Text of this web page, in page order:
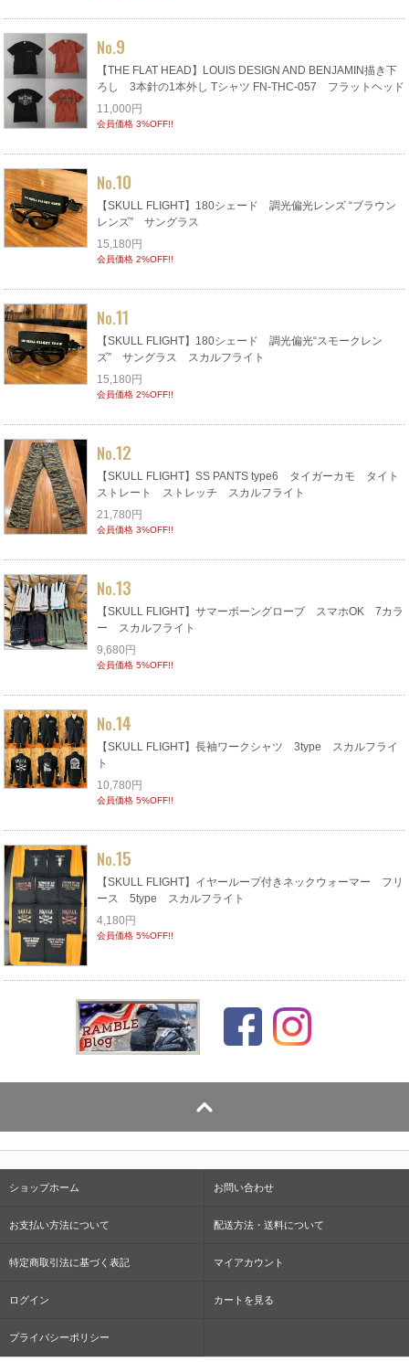
No.9
【THE FLAT HEAD】LOUIS DESIGN AND BENJAMIN描き下
ろし 3本針の1本外し Tシャツ FN-THC-057 フラットヘッド
11,000円
会員価格 3%OFF!!
No.10
【SKULL FLIGHT】180シェード 調光偏光レンズ “ブラウン
レンズ” サングラス
15,180円
会員価格 2%OFF!!
No.11
【SKULL FLIGHT】180シェード 調光偏光“スモークレン
ズ” サングラス スカルフライト
15,180円
会員価格 2%OFF!!
No.12
【SKULL FLIGHT】SS PANTS type6 タイガーカモ タイト
ストレート ストレッチ スカルフライト
21,780円
会員価格 3%OFF!!
No.13
【SKULL FLIGHT】サマーボーングローブ スマホOK 7カラ
ー スカルフライト
9,680円
会員価格 5%OFF!!
No.14
【SKULL FLIGHT】長袖ワークシャツ 3type スカルフライ
ト
10,780円
会員価格 5%OFF!!
No.15
【SKULL FLIGHT】イヤーループ付きネックウォーマー フリ
ース 5type スカルフライト
4,180円
会員価格 5%OFF!!
ショップホーム お問い合わせ
お支払い方法について 配送方法・送料について
特定商取引法に基づく表記 マイアカウント
ログイン カートを見る
プライバシーポリシー